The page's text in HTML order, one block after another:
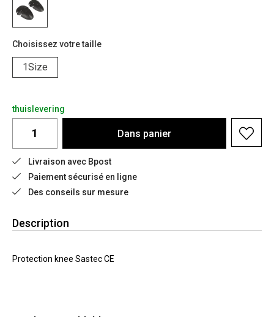
Choisissez votre taille
1Size
thuislevering
Dans panier
Livraison avec Bpost
Paiement sécurisé en ligne
Des conseils sur mesure
Description
Protection knee Sastec CE